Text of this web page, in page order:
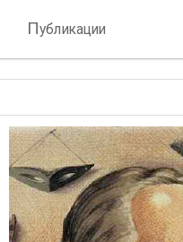
Публикации